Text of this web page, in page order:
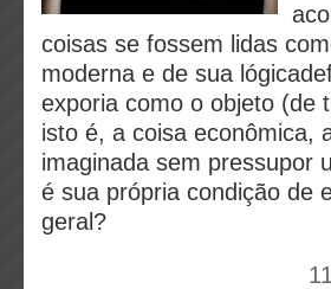
coisas se fossem lidas
moderna e de sua
exporia como o objeto (de
isto é, a coisa econômica,
imaginada sem pressupor
é sua própria condição de
geral?